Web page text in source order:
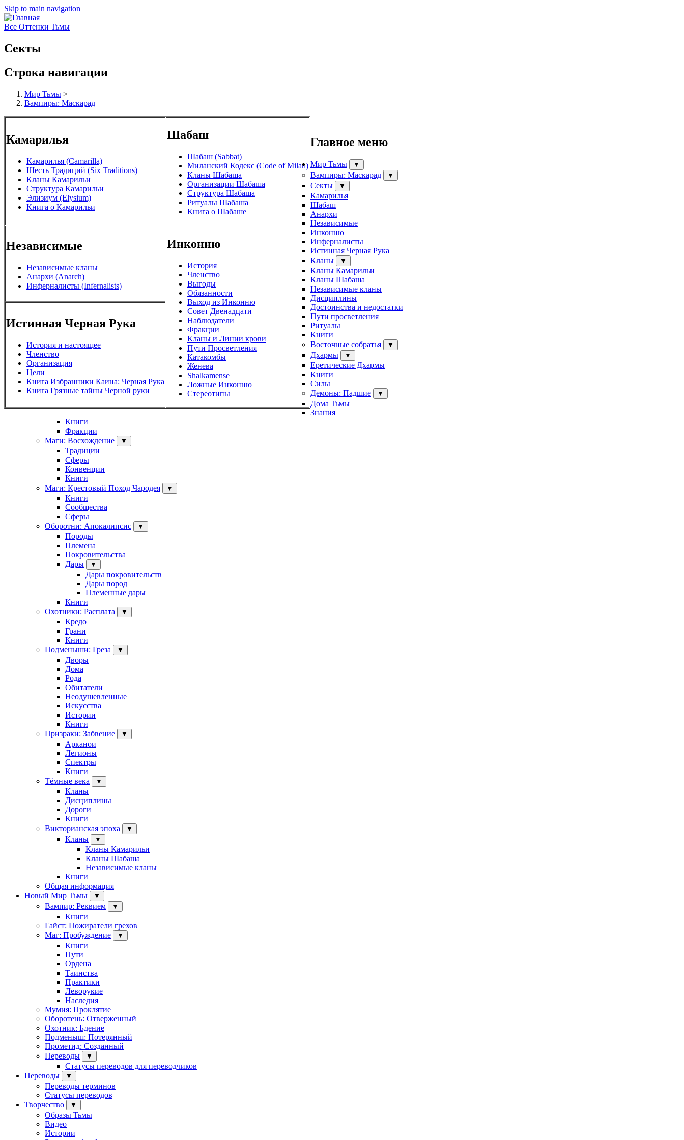
Skip to main navigation
Все Оттенки Тьмы
Секты
Строка навигации
Мир Тьмы >
Вампиры: Маскарад
Камарилья
Камарилья (Camarilla)
Шесть Традиций (Six Traditions)
Кланы Камарильи
Структура Камарильи
Элизиум (Elysium)
Книга о Камарильи
Шабаш
Шабаш (Sabbat)
Миланский Кодекс (Code of Milan)
Кланы Шабаша
Организации Шабаша
Структура Шабаша
Ритуалы Шабаша
Книга о Шабаше
Независимые
Независимые кланы
Анархи (Anarch)
Инферналисты (Infernalists)
Инконню
История
Членство
Выгоды
Обязанности
Выход из Инконню
Совет Двенадцати
Наблюдатели
Фракции
Кланы и Линии крови
Пути Просветления
Катакомбы
Женева
Shalkamense
Ложные Инконню
Стереотипы
Истинная Черная Рука
История и настоящее
Членство
Организация
Цели
Книга Избранники Каина: Черная Рука
Книга Грязные тайны Черной руки
Главное меню
Мир Тьмы ▼
Вампиры: Маскарад ▼
Секты ▼
Камарилья
Шабаш
Анархи
Независимые
Инконню
Инферналисты
Истинная Черная Рука
Кланы
▼
Кланы Камарильи
Кланы Шабаша
Независимые кланы
Дисциплины
Достоинства и недостатки
Пути просветления
Ритуалы
Книги
Восточные собратья
▼
Дхармы ▼
Еретические Дхармы
Книги
Силы
Демоны: Падшие
▼
Дома Тьмы
Знания
Книги
Фракции
Маги: Восхождение
▼
Традиции
Сферы
Конвенции
Книги
Маги: Крестовый Поход Чародея
▼
Книги
Сообщества
Сферы
Оборотни: Апокалипсис
▼
Породы
Племена
Покровительства
Дары
▼
Дары покровительств
Дары пород
Племенные дары
Книги
Охотники: Расплата
▼
Кредо
Грани
Книги
Подменыши: Греза
▼
Дворы
Дома
Рода
Обитатели
Неодушевленные
Искусства
Истории
Книги
Призраки: Забвение
▼
Арканои
Легионы
Спектры
Книги
Тёмные века
▼
Кланы
Дисциплины
Дороги
Книги
Викторианская эпоха
▼
Кланы ▼
Кланы Камарильи
Кланы Шабаша
Независимые кланы
Книги
Общая информация
Новый Мир Тьмы
▼
Вампир: Реквием ▼
Книги
Гайст: Пожиратели грехов
Маг: Пробуждение
▼
Книги
Пути
Ордена
Таинства
Практики
Леворукие
Наследия
Мумия: Проклятие
Оборотень: Отверженный
Охотник: Бдение
Подменыш: Потерянный
Прометид: Созданный
Переводы
▼
Статусы переводов для переводчиков
Переводы
▼
Переводы терминов
Статусы переводов
Творчество
▼
Образы Тьмы
Видео
Истории